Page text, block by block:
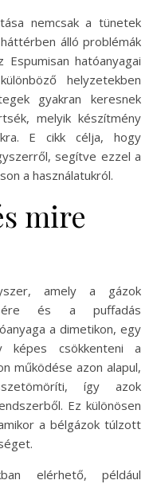
nemcsak a tünetek
álló problémák
hatóanyagai
helyzetekben
gyakran keresnek
melyik készítmény
E cikk célja, hogy
segítve ezzel a
a használatukról.
mire
amely a gázok
és a puffadás
a dimetikon, egy
képes csökkenteni a
működése azon alapul,
így azok
Ez különösen
a bélgázok túlzott
elérhető, például